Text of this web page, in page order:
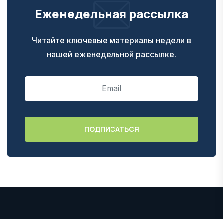
Еженедельная рассылка
Читайте ключевые материалы недели в
нашей еженедельной рассылке.